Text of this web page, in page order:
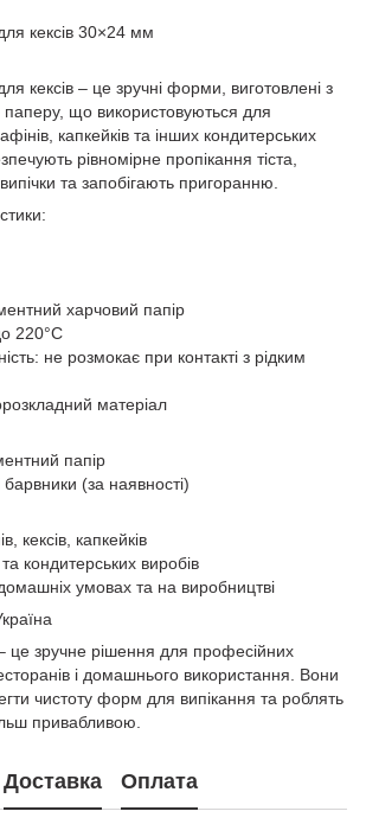
кексів 30×24 мм
кексів – це зручні форми, виготовлені з
паперу, що використовуються для
капкейків та інших кондитерських
рівномірне пропікання тіста,
та запобігають пригоранню.
харчовий папір
220°C
не розмокає при контакті з рідким
матеріал
папір
барвники (за наявності)
кексів, капкейків
кондитерських виробів
умовах та на виробництві
це зручне рішення для професійних
і домашнього використання. Вони
чистоту форм для випікання та роблять
привабливою.
Доставка Оплата